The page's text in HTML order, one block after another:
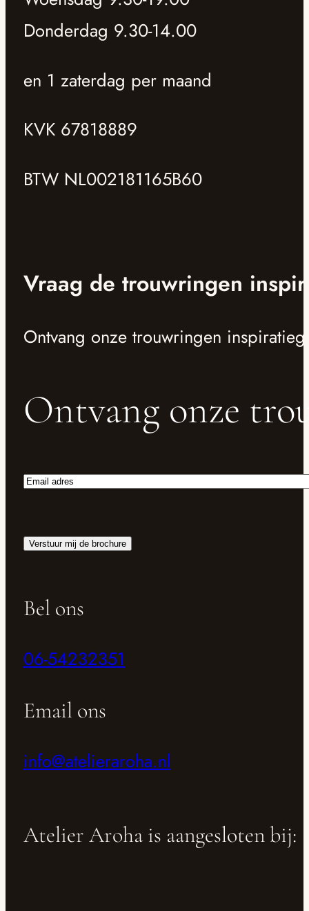
Donderdag 9.30-14.00
en 1 zaterdag per maand
KVK 67818889
BTW NL002181165B60
Vraag de trouwringen
Ontvang onze trouwringen
Ontvang onze
Email
Bel ons
06-54232351
Email ons
info@atelieraroha.nl
Atelier Aroha is aangesloten bij: